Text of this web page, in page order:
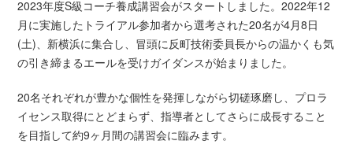
2023年度S級コーチ養成講習会がスタートしました。2022年12
月に実施したトライアル参加者から選考された20名が4月8日
(土)、新横浜に集合し、冒頭に反町技術委員長からの温かくも気
の引き締まるエールを受けガイダンスが始まりました。
20名それぞれが豊かな個性を発揮しながら切磋琢磨し、プロラ
イセンス取得にとどまらず、指導者としてさらに成長すること
を目指して約9ヶ月間の講習会に臨みます。